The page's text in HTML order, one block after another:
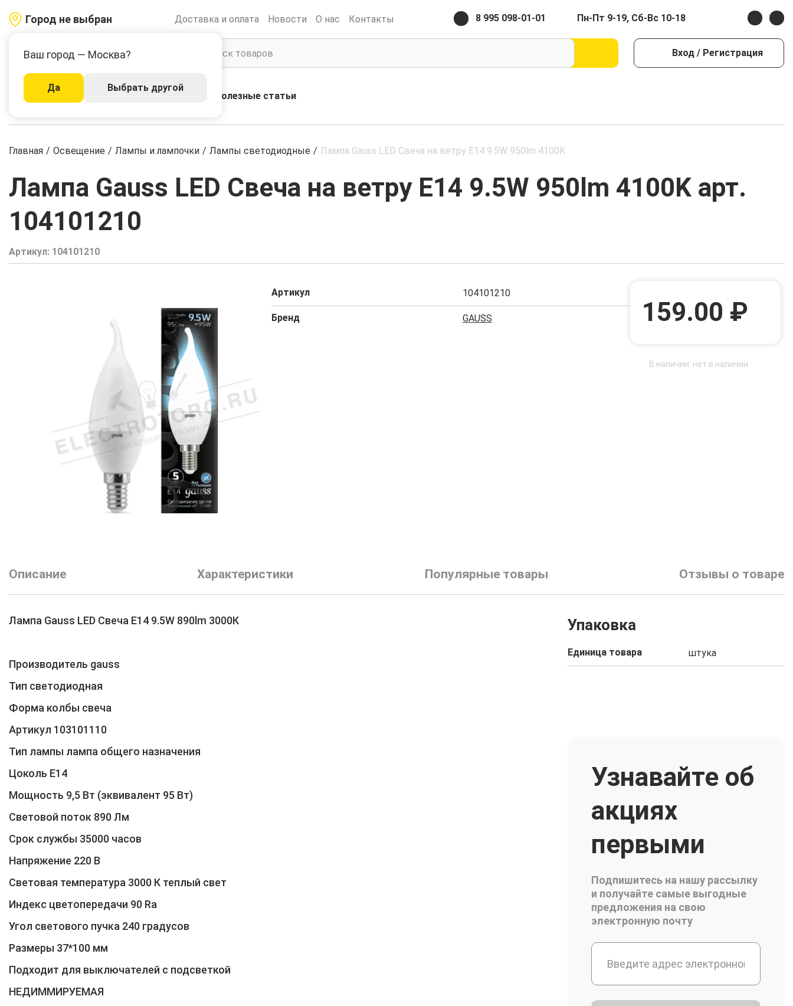
Город не выбран
Ваш город — Москва?
Да Выбрать другой
Доставка и оплата Новости О нас Контакты 8 995 098-01-01 Пн-Пт 9-19, Сб-Вс 10-18
Вход / Регистрация
Каталог Акции Полезные статьи
Главная / Освещение / Лампы и лампочки / Лампы светодиодные / Лампа Gauss LED Свеча на ветру E14 9.5W 950lm 4100K
Лампа Gauss LED Свеча на ветру E14 9.5W 950lm 4100K арт.
104101210
Артикул: 104101210
Артикул 104101210
Бренд GAUSS 159.00 ₽
В наличии: нет в наличии
Описание Характеристики Популярные товары Отзывы о товаре
Лампа Gauss LED Свеча E14 9.5W 890lm 3000К
Производитель gauss
Тип светодиодная
Форма колбы свеча
Артикул 103101110
Тип лампы лампа общего назначения
Цоколь Е14
Мощность 9,5 Вт (эквивалент 95 Вт)
Световой поток 890 Лм
Срок службы 35000 часов
Напряжение 220 В
Световая температура 3000 К теплый свет
Индекс цветопередачи 90 Ra
Угол светового пучка 240 градусов
Размеры 37*100 мм
Подходит для выключателей с подсветкой
НЕДИММИРУЕМАЯ
Упаковка
Единица товара штука
Узнавайте об
акциях
первыми
Подпишитесь на нашу рассылку
и получайте самые выгодные
предложения на свою
электронную почту